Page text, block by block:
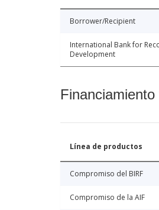
Borrower/Recipient
International Bank for
Development
Línea de productos
Compromiso del BIRF
Compromiso de la AIF